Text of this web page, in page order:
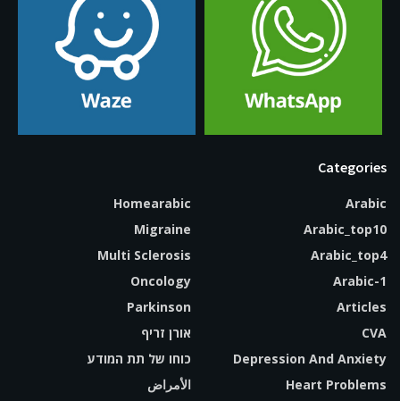
Categories
Arabic
Arabic_top10
Arabic_top4
Arabic-1
Articles
CVA
Depression And Anxiety
Heart Problems
Homearabic
Migraine
Multi Sclerosis
Oncology
Parkinson
אורן זריף
כוחו של תת המודע
الأمراض